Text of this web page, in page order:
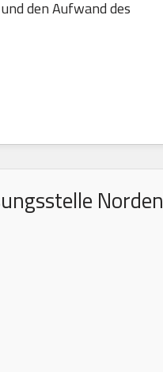
den Aufwand des
Norden